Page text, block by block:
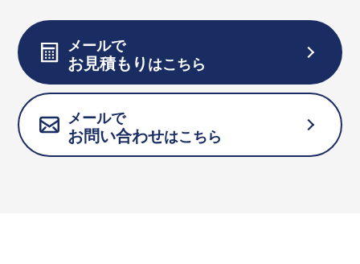
メールで
お見積もりはこちら
メールで
お問い合わせはこちら